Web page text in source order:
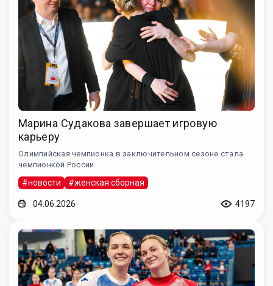
Марина Судакова завершает игровую
карьеру
Олимпийская чемпионка в заключительном сезоне стала
чемпионкой России
#новости #женская сборная
04.06.2026 4197